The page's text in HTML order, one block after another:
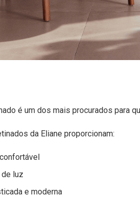
é um dos mais procurados para
da Eliane proporcionam:
luz
e moderna